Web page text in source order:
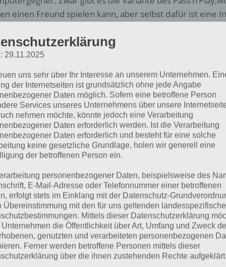
einen Freund spielen kann, aber selbst dafür ist eine
Wenn man hingegen allein ist, gibt es
nervt uns die Scrabble App alle paar Züge mit
ist Werbung unten links eingeblendet, wodurch
werden. So kann man dann keine Worte legen und
In App Käufe zum deaktivieren der Werbung konnten
ist nur ein Login via Facebook oder Origin möglich.
enorm viel Strom und wenn man es nicht gänzlich
Benachrichtung alle paar Minuten Informationen zum
eine tolle Umsetzung des Spiels Scrabble für
einige Fehler gemacht, was die Umsetzung des Spiels
Werbung könnte man zumindest einen In App
Auch ein Offline-Modus wäre schön gewesen.
29.11.2025
uns sehr über Ihr Interesse an unserem Unternehmen.
der Internetseiten ist grundsätzlich ohne jede Angabe
Daten möglich. Sofern eine betroffene Person
Services unseres Unternehmens über unsere
nehmen möchte, könnte jedoch eine Verarbeitung
Daten erforderlich werden. Ist die Verarbeitung
Daten erforderlich und besteht für eine solche
keine gesetzliche Grundlage, holen wir generell eine
der betroffenen Person ein.
personenbezogener Daten, beispielsweise des
E-Mail-Adresse oder Telefonnummer einer betroffenen
erfolgt stets im Einklang mit der Datenschutz-
Übereinstimmung mit den für uns geltenden
Mittels dieser Datenschutzerklärung
Unternehmen die Öffentlichkeit über Art, Umfang und Zweck
genutzten und verarbeiteten personenbezogenen
Ferner werden betroffene Personen mittels dieser
über die ihnen zustehenden Rechte aufgeklärt.